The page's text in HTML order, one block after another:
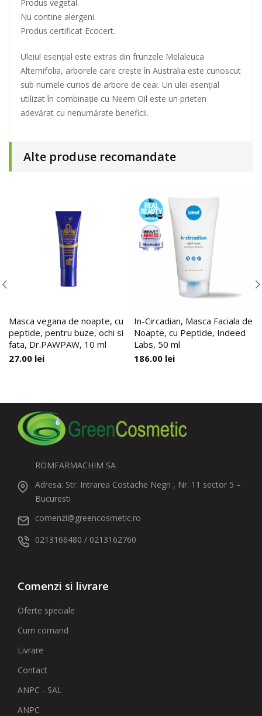
Produs vegetal.
Nu contine alergeni.
Produs certificat Ecocert.
Uleiul esențial este extras din frunzele Melaleuca
Alternifolia, arborele care crește în Australia este cunoscut
sub numele curios de arbore de ceai. Un ulei esențial
utilizat în combinație cu Neem Oil este un prieten
adevărat cu nenumărate beneficii.
Alte produse recomandate
Masca vegana de noapte, cu
peptide, pentru buze, ochi si
fata, Dr.PAWPAW, 10 ml
27.00 lei
In-Circadian, Masca Faciala de
Noapte, cu Peptide, Indeed
Labs, 50 ml
186.00 lei
ROMFARMACHIM SA
Adresa: Str. Intrarea Costache Negri , Nr. 11 sector 5 –
Bucuresti
comenzi@greencosmetic.ro
0213166480 / 0213162760
Comenzi si livrare
Oferte speciale
Cum comand
Livrare
Contact
ANPC - SAL
ANPC